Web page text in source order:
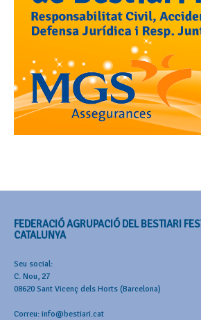
FEDERACIÓ AGRUPACIÓ DEL BESTIARI
CATALUNYA
Seu social:
C. Nou, 27
08620 Sant Vicenç dels Horts (Barcelona)
Correu: info@bestiari.cat